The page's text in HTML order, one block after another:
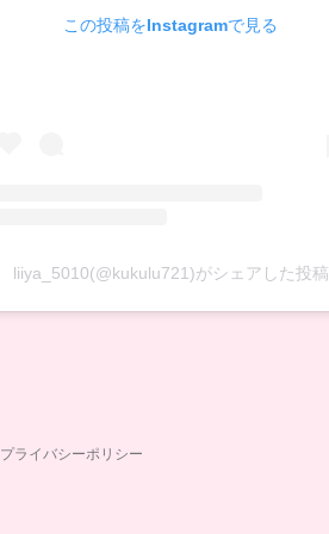
この投稿をInstagramで見る
liiya_5010(@kukulu721)がシェアした投稿
プライバシーポリシー